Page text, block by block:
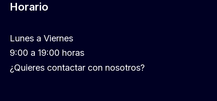
Horario
Lunes a Viernes
9:00 a 19:00 horas
¿Quieres contactar con nosotros?